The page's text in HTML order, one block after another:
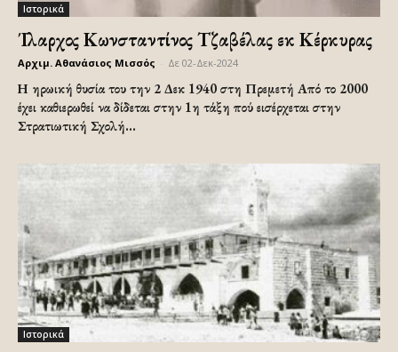
Ιστορικά
Ίλαρχος Κωνσταντίνος Τζαβέλας εκ Κέρκυρας
Αρχιμ. Αθανάσιος Μισσός Δε 02-Δεκ-2024
Η ηρωική θυσία του την 2 Δεκ 1940 στη Πρεμετή Από το 2000
έχει καθιερωθεί να δίδεται στην 1η τάξη πού εισέρχεται στην
Στρατιωτική Σχολή...
Ιστορικά